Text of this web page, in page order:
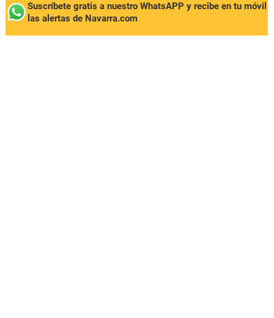
Suscríbete gratis a nuestro WhatsAPP y recibe en tu móvil
las alertas de Navarra.com